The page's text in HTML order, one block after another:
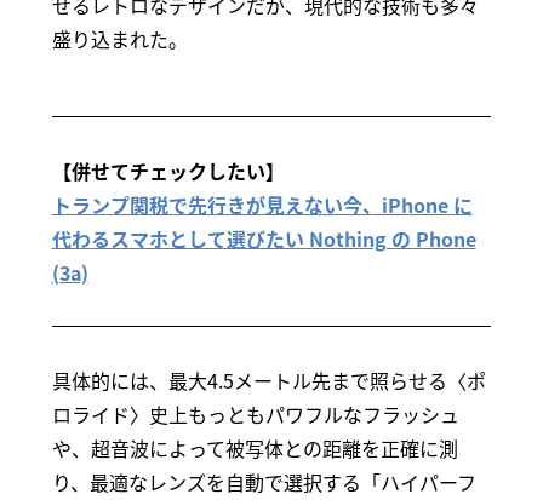
盛り込まれた。
【併せてチェックしたい】
トランプ関税で先行きが見えない今、iPhone に
代わるスマホとして選びたい Nothing の Phone
(3a)
具体的には、最大4.5メートル先まで照らせる〈ポ
ロライド〉史上もっともパワフルなフラッシュ
や、超音波によって被写体との距離を正確に測
り、最適なレンズを自動で選択する「ハイパーフ